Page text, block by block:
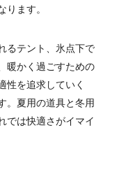
ります。
るテント、氷点下で
暖かく過ごすための
性を追求していく
。夏用の道具と冬用
では快適さがイマイ